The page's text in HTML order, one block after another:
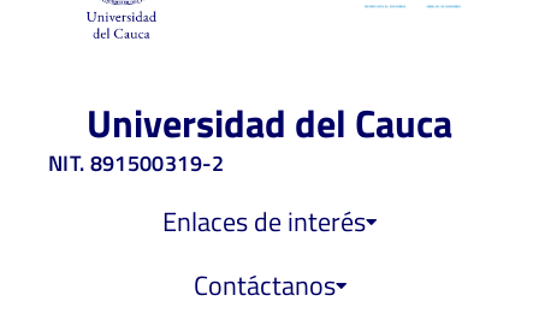
Universidad del Cauca
NIT. 891500319-2
Enlaces de interés
Contáctanos